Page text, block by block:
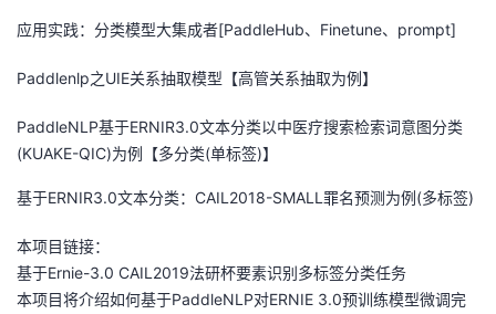
博
的
我
应用实践：分类模型大集成者[PaddleHub、Finetune、prompt]
Paddlenlp之UIE关系抽取模型【高管关系抽取为例】
PaddleNLP基于ERNIR3.0文本分类以中医疗搜索检索词意图分类
(KUAKE-QIC)为例【多分类(单标签)】
基于ERNIR3.0文本分类：CAIL2018-SMALL罪名预测为例(多标签)
本项目链接：
基于Ernie-3.0 CAIL2019法研杯要素识别多标签分类任务
本项目将介绍如何基于PaddleNLP对ERNIE 3.0预训练模型微调完